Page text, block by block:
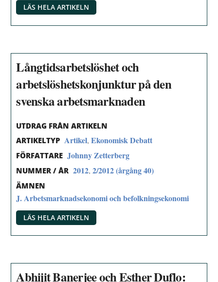
LÄS HELA ARTIKELN
Långtidsarbetslöshet och
arbetslöshetskonjunktur på den
svenska arbetsmarknaden
UTDRAG FRÅN ARTIKELN
ARTIKELTYP Artikel,Ekonomisk Debatt
FÖRFATTARE Johnny Zetterberg
NUMMER / ÅR 2012,2/2012 (årgång 40)
ÄMNEN
J. Arbetsmarknadsekonomi och befolkningsekonomi
LÄS HELA ARTIKELN
Abhijit Banerjee och Esther Duflo: